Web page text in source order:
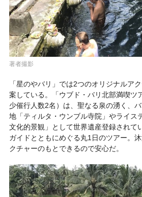
著者撮影
「星のやバリ」では2つのオリジナルア
案している。「ウブド・バリ北部満喫ツ
少催行人数2名）は、聖なる泉の湧く、
地「ティルタ・ウンブル寺院」やライス
文化的景観」として世界遺産登録されて
ガイドとともにめぐる丸1日のツアー。
クチャーのもとできるので安心だ。